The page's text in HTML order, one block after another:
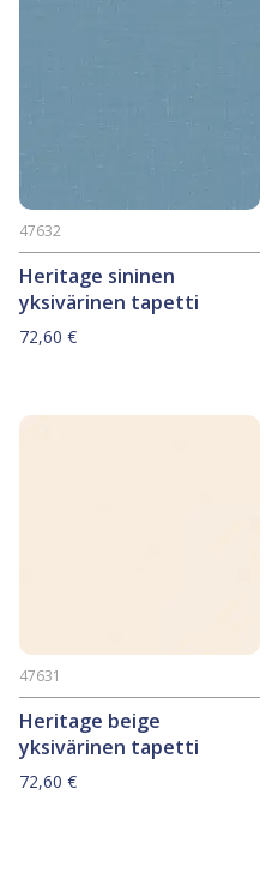
Heritage sininen
yksivärinen tapetti
47632
72,60€
Heritage beige
yksivärinen tapetti
47631
72,60€